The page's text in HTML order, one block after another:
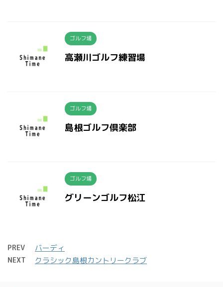
ゴルフ場
高瀬川ゴルフ練習場
ゴルフ場
島根ゴルフ倶楽部
ゴルフ場
グリーンゴルフ松江
PREV バーディ
NEXT クラシック島根カントリークラブ